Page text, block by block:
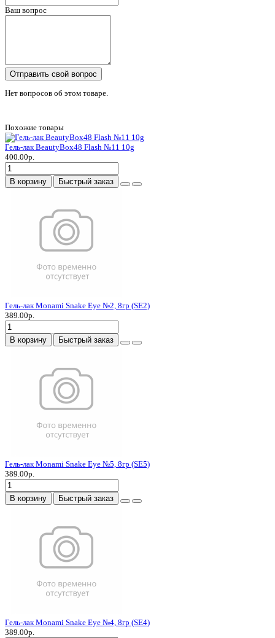
Ваш вопрос
Отправить свой вопрос
Нет вопросов об этом товаре.
Похожие товары
Гель-лак BeautyBox48 Flash №11 10g
400.00р.
В корзину Быстрый заказ
Гель-лак Monami Snake Eye №2, 8гр (SE2)
389.00р.
В корзину Быстрый заказ
Гель-лак Monami Snake Eye №5, 8гр (SE5)
389.00р.
В корзину Быстрый заказ
Гель-лак Monami Snake Eye №4, 8гр (SE4)
389.00р.